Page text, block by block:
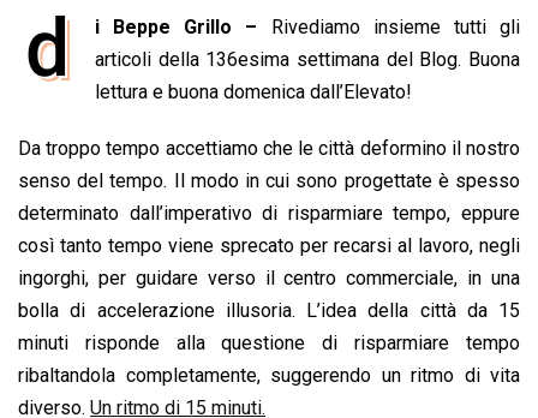
e
o
k
a
t
s
p
p
n
k
e
I
n
r
e
a
s
i
l
p
y
L
n
k
i
n
t
d i Beppe Grillo – Rivediamo insieme tutti gli
articoli della 136esima settimana del Blog. Buona
lettura e buona domenica dall’Elevato!
Da troppo tempo accettiamo che le città deformino il nostro
senso del tempo. Il modo in cui sono progettate è spesso
determinato dall’imperativo di risparmiare tempo, eppure
così tanto tempo viene sprecato per recarsi al lavoro, negli
ingorghi, per guidare verso il centro commerciale, in una
bolla di accelerazione illusoria. L’idea della città da 15
minuti risponde alla questione di risparmiare tempo
ribaltandola completamente, suggerendo un ritmo di vita
diverso. Un ritmo di 15 minuti.